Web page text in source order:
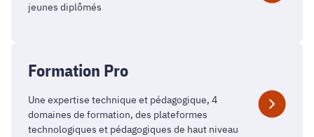
jeunes diplômés
Formation Pro
Une expertise technique et pédagogique, 4
domaines de formation, des plateformes
technologiques et pédagogiques de haut niveau